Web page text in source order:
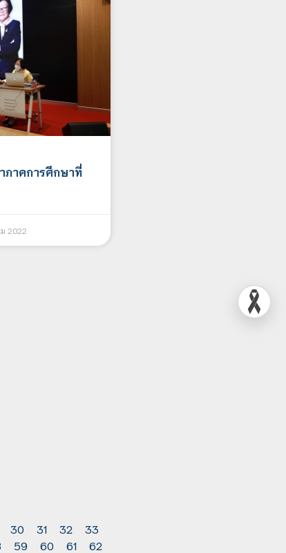
ภาคการศึกษาที่
2022
30 31 32
33
59 60 61
62